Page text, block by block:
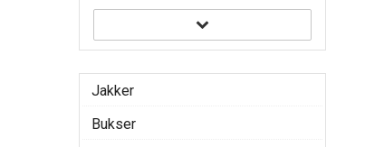
Jakker
Bukser